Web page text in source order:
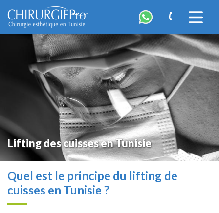
ChirurgiePro
Accéder
la
Lifting des cuisses en Tunisie
Quel est le principe du lifting de
cuisses en Tunisie ?